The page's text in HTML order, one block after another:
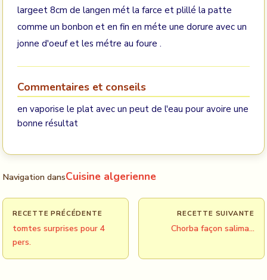
largeet 8cm de langen mét la farce et plillé la patte
comme un bonbon et en fin en méte une dorure avec un
jonne d'oeuf et les métre au foure .
Commentaires et conseils
en vaporise le plat avec un peut de l'eau pour avoire une
bonne résultat
Navigation dansCuisine algerienne
RECETTE PRÉCÉDENTE
tomtes surprises pour 4
pers.
RECETTE SUIVANTE
Chorba façon salima...